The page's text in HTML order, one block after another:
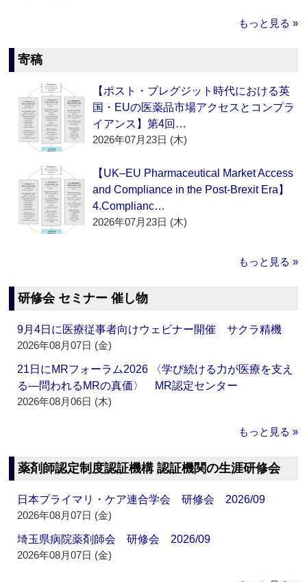
もっと見る »
寄稿
【ポスト・ブレグジット時代における英
国・EUの医薬品市場アクセスとコンプラ
イアンス】第4回…
2026年07月23日 (木)
【UK–EU Pharmaceutical Market Access
and Compliance in the Post-Brexit Era】
4.Complianc…
2026年07月23日 (木)
もっと見る »
研修会 セミナー 催し物
9月4日に医療従事者向けウェビナー開催 サクラ精機
2026年08月07日 (金)
21日にMRフォーラム2026 〈学び続ける力が医療を支え
る―問われるMRの真価〉 MR認定センター
2026年08月06日 (木)
もっと見る »
薬剤師認定制度認証機構 認証機関の生涯研修会
日本プライマリ・ケア連合学会 研修会 2026/09
2026年08月07日 (金)
埼玉県病院薬剤師会 研修会 2026/09
2026年08月07日 (金)